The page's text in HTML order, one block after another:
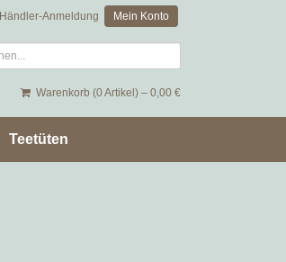
Mein Konto
Händler-Anmeldung
Warenkorb (0 Artikel) – 0,00 €
Teetüten